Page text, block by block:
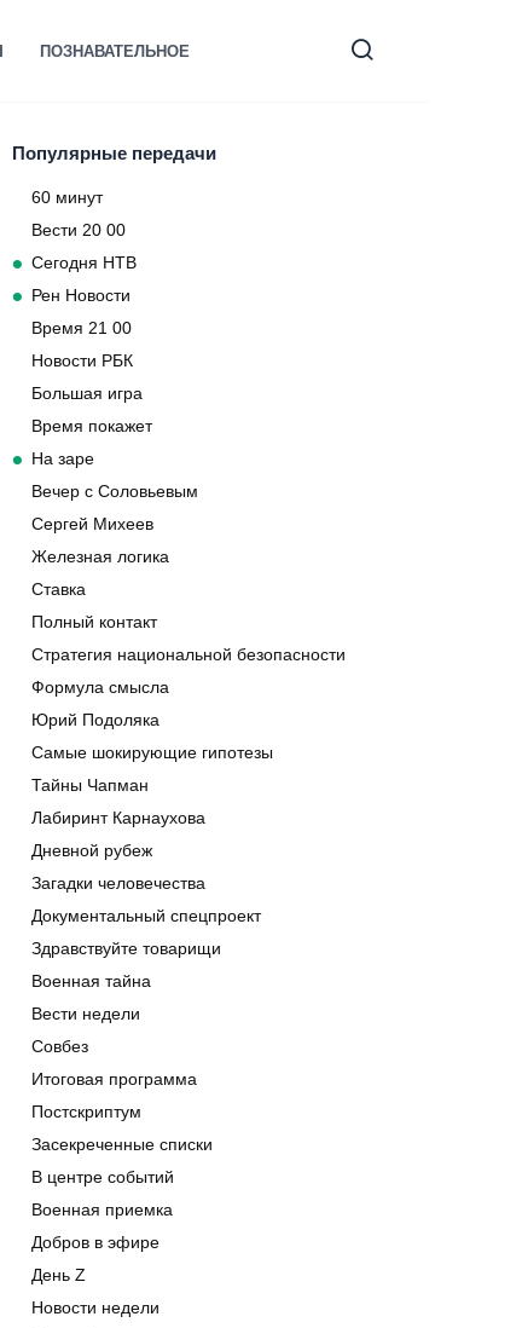
ПОЗНАВАТЕЛЬНОЕ
Популярные передачи
60 минут
Вести 20 00
Сегодня НТВ
Рен Новости
Время 21 00
Новости РБК
Большая игра
Время покажет
На заре
Вечер с Соловьевым
Сергей Михеев
Железная логика
Ставка
Полный контакт
Стратегия национальной безопасности
Формула смысла
Юрий Подоляка
Самые шокирующие гипотезы
Тайны Чапман
Лабиринт Карнаухова
Дневной рубеж
Загадки человечества
Документальный спецпроект
Здравствуйте товарищи
Военная тайна
Вести недели
Совбез
Итоговая программа
Постскриптум
Засекреченные списки
В центре событий
Военная приемка
Добров в эфире
День Z
Новости недели